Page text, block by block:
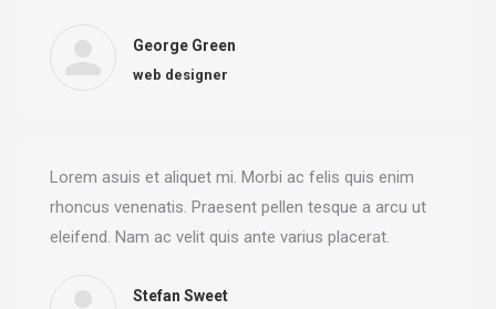
George Green
web designer
Lorem asuis et aliquet mi. Morbi ac felis quis enim
rhoncus venenatis. Praesent pellen tesque a arcu ut
eleifend. Nam ac velit quis ante varius placerat.
Stefan Sweet